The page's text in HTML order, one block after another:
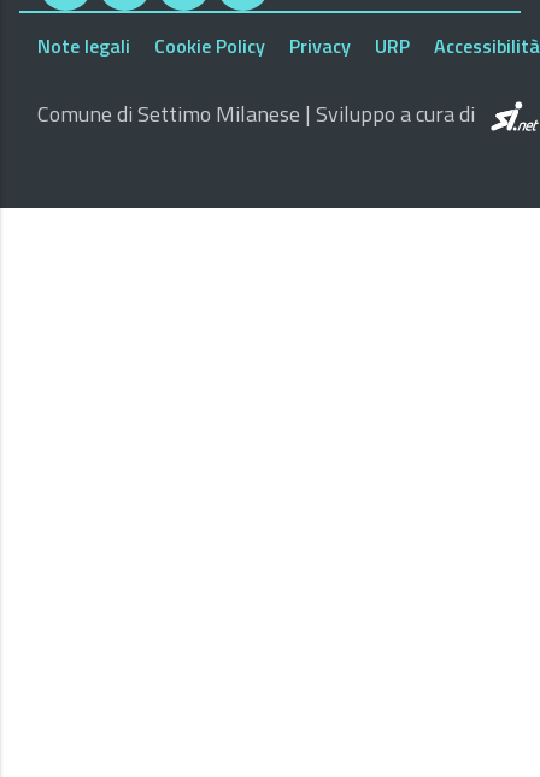
Note legali Cookie Policy Privacy URP Accessibilità
Comune di Settimo Milanese | Sviluppo a cura di